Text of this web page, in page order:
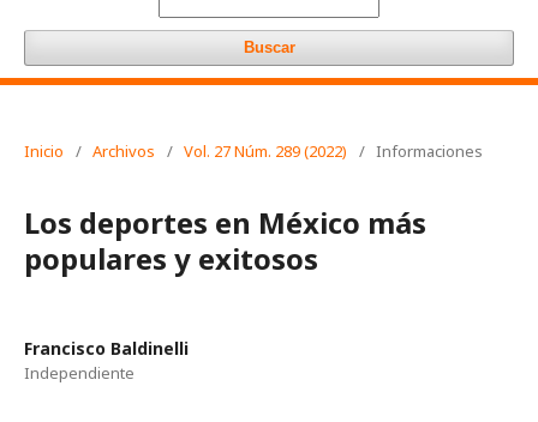
Buscar
Inicio / Archivos / Vol. 27 Núm. 289 (2022) / Informaciones
Los deportes en México más
populares y exitosos
Francisco Baldinelli
Independiente